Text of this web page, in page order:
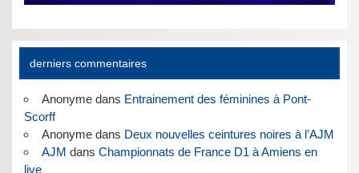
derniers commentaires
Anonymedans Entrainement des féminines à Pont-
Scorff
Anonymedans Deux nouvelles ceintures noires à l’AJM
AJM dans Championnats de France D1 à Amiens en
live